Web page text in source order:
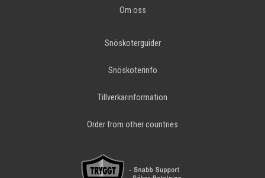
Om oss
Snöskoterguider
Snöskoterinfo
Tillverkarinformation
Order from other countries